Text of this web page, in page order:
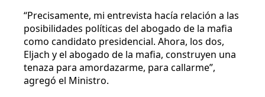
“Precisamente, mi entrevista hacía relación a las
posibilidades políticas del abogado de la mafia
como candidato presidencial. Ahora, los dos,
Eljach y el abogado de la mafia, construyen una
tenaza para amordazarme, para callarme”,
agregó el Ministro.